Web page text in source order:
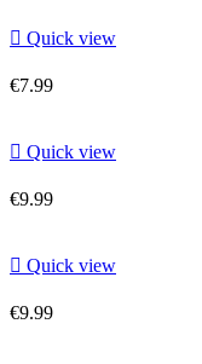
 Quick view
€7.99
 Quick view
€9.99
 Quick view
€9.99